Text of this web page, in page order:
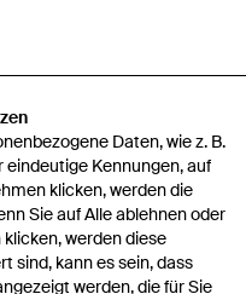
Daten, wie z. B.
Kennungen, auf
klicken, werden die
Sie auf Alle ablehnen oder
werden diese
sind, kann es sein, dass
werden, die für Sie
Fitnesskleidung
Sweatshirt